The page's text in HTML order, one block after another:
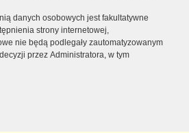
danych osobowych jest fakultatywne
strony internetowej,
nie będą podlegały zautomatyzowanym
przez Administratora, w tym